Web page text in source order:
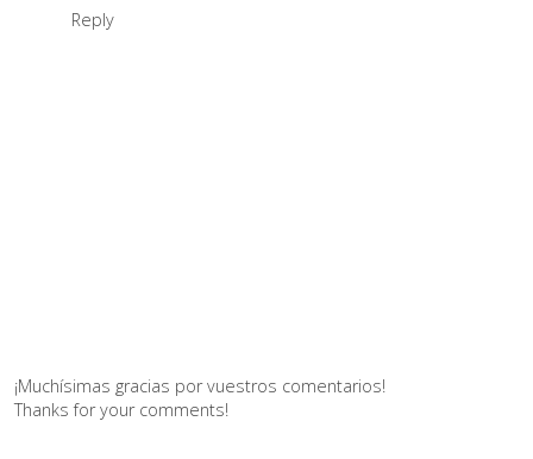
Reply
¡Muchísimas gracias por vuestros comentarios!
Thanks for your comments!